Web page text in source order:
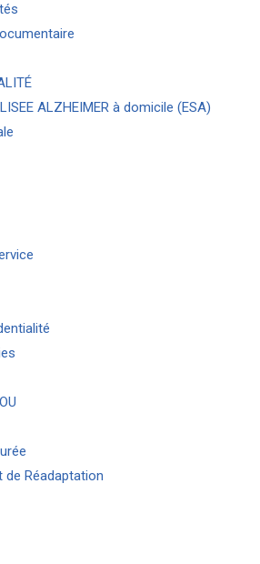
ALZHEIMER à domicile (ESA)
de Réadaptation